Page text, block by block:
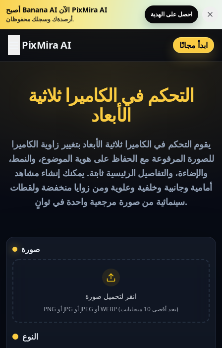
أصبح Banana AI الآن PixMira AI
أرصدةك وسجلك محفوظان.
احصل على الهدية
PixMira AI ابدأ مجانًا
التحكم في الكاميرا ثلاثية
الأبعاد
يقوم التحكم في الكاميرا ثلاثية الأبعاد بتغيير زاوية الكاميرا
للصورة المرفوعة مع الحفاظ على هوية الموضوع، والنمط،
والإضاءة، والتفاصيل الرئيسية ثابتة. يمكنك إنشاء مشاهد
أمامية وجانبية وخلفية وعلوية ومن زوايا منخفضة ولقطات
سينمائية من صورة مرجعية واحدة في ثوانٍ.
صورة
انقر لتحميل صورة
PNG أو JPG أو JPEG أو WEBP (بحد أقصى 10 ميجابايت)
النوع